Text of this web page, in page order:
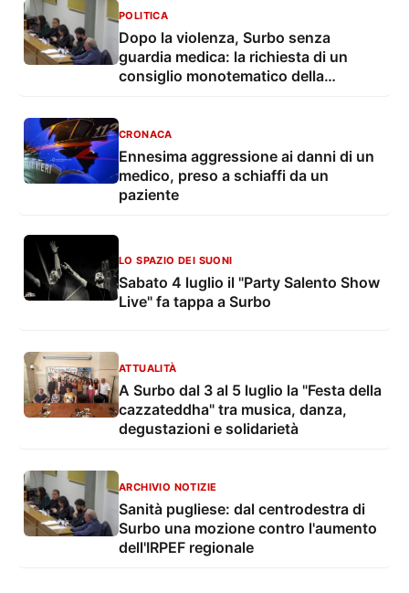
POLITICA
Dopo la violenza, Surbo senza
guardia medica: la richiesta di un
consiglio monotematico della
CRONACA
Ennesima aggressione ai danni di un
medico, preso a schiaffi da un
paziente
LO SPAZIO DEI SUONI
Sabato 4 luglio il "Party Salento Show
Live" fa tappa a Surbo
ATTUALITÀ
A Surbo dal 3 al 5 luglio la "Festa della
cazzateddha" tra musica, danza,
degustazioni e solidarietà
ARCHIVIO NOTIZIE
Sanità pugliese: dal centrodestra di
Surbo una mozione contro l'aumento
dell'IRPEF regionale